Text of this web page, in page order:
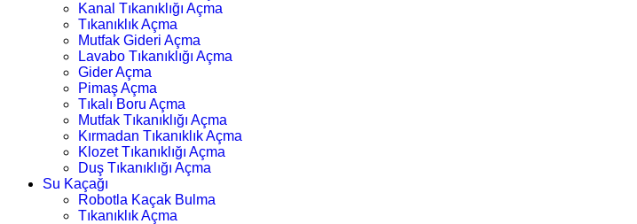
Kanal Tıkanıklığı Açma
Tıkanıklık Açma
Mutfak Gideri Açma
Lavabo Tıkanıklığı Açma
Gider Açma
Pimaş Açma
Tıkalı Boru Açma
Mutfak Tıkanıklığı Açma
Kırmadan Tıkanıklık Açma
Klozet Tıkanıklığı Açma
Duş Tıkanıklığı Açma
Su Kaçağı
Robotla Kaçak Bulma
Tıkanıklık Açma